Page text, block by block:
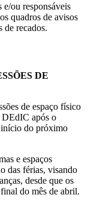
e/ou responsáveis
quadros de avisos
recados.
DE
de espaço físico
DEdIC após o
início do próximo
e espaços
das férias, visando
desde que os
do mês de abril.